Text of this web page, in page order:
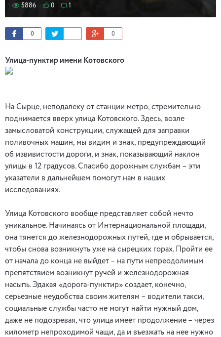
5886 0 1
0 0
Улица-пунктир имени Котовского
На Сырце, неподалеку от станции метро, стремительно
поднимается вверх улица Котовского. Здесь, возле
замысловатой конструкции, служащей для заправки
поливочных машин, мы видим и знак, предупреждающий
об извивистости дороги, и знак, показывающий наклон
улицы в 12 градусов. Спасибо дорожным службам – эти
указатели в дальнейшем помогут нам в наших
исследованиях.
Улица Котовского вообще представляет собой нечто
уникальное. Начинаясь от Интернациональной площади,
она тянется до железнодорожных путей, где и обрывается,
чтобы снова возникнуть уже на сырецких горах. Пройти ее
от начала до конца не выйдет – на пути непреодолимым
препятствием возникнут ручей и железнодорожная
насыпь. Эдакая «дорога-пунктир» создает, конечно,
серьезные неудобства своим жителям – водители такси,
социальные службы часто не могут найти нужный дом,
даже не подозревая, что улица имеет продолжение – через
километр непроходимой чащи, да и въезжать на нее нужно